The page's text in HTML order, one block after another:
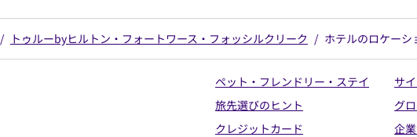
/ トゥルーbyヒルトン・フォートワース・フォッシルクリーク / ホテルのロケーシ
ペット・フレンドリー・ステイ
旅先選びのヒント
クレジットカード
サ
グ
企